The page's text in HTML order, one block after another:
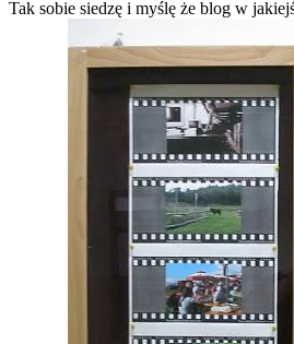
Tak sobie siedzę i myślę że blog w